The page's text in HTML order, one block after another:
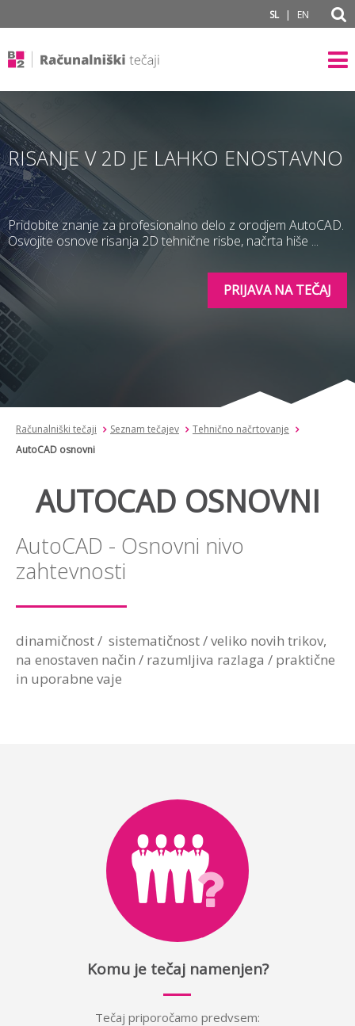
SL | EN
RISANJE V 2D JE LAHKO ENOSTAVNO
Pridobite znanje za profesionalno delo z orodjem AutoCAD.
Osvojite osnove risanja 2D tehnične risbe, načrta hiše ...
PRIJAVA NA TEČAJ
Računalniški tečaji Seznam tečajev
Tehnično načrtovanje
AutoCAD osnovni
AUTOCAD OSNOVNI
AutoCAD - Osnovni nivo
zahtevnosti
dinamičnost / sistematičnost / veliko novih trikov,
na enostaven način / razumljiva razlaga / praktične
in uporabne vaje
Komu je tečaj namenjen?
Tečaj priporočamo predvsem: